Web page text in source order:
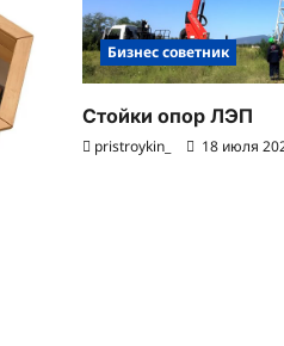
Бизнес советник
Стойки опор ЛЭП
pristroykin_ 18 июля